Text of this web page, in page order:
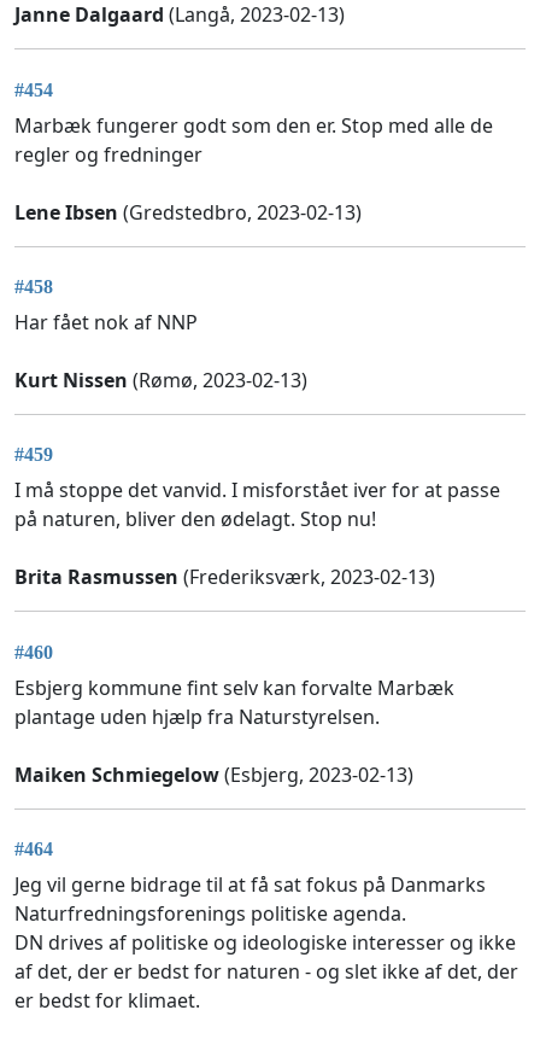
Janne Dalgaard (Langå, 2023-02-13)
#454
Marbæk fungerer godt som den er. Stop med alle de
regler og fredninger
Lene Ibsen (Gredstedbro, 2023-02-13)
#458
Har fået nok af NNP
Kurt Nissen (Rømø, 2023-02-13)
#459
I må stoppe det vanvid. I misforstået iver for at passe
på naturen, bliver den ødelagt. Stop nu!
Brita Rasmussen (Frederiksværk, 2023-02-13)
#460
Esbjerg kommune fint selv kan forvalte Marbæk
plantage uden hjælp fra Naturstyrelsen.
Maiken Schmiegelow(Esbjerg, 2023-02-13)
#464
Jeg vil gerne bidrage til at få sat fokus på Danmarks
Naturfredningsforenings politiske agenda.
DN drives af politiske og ideologiske interesser og ikke
af det, der er bedst for naturen - og slet ikke af det, der
er bedst for klimaet.